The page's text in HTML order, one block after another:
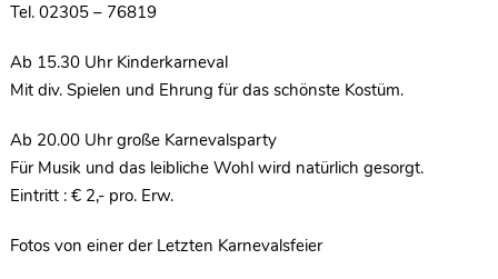
Tel. 02305 – 76819
Ab 15.30 Uhr Kinderkarneval
Mit div. Spielen und Ehrung für das schönste Kostüm.
Ab 20.00 Uhr große Karnevalsparty
Für Musik und das leibliche Wohl wird natürlich gesorgt.
Eintritt : € 2,- pro. Erw.
Fotos von einer der Letzten Karnevalsfeier